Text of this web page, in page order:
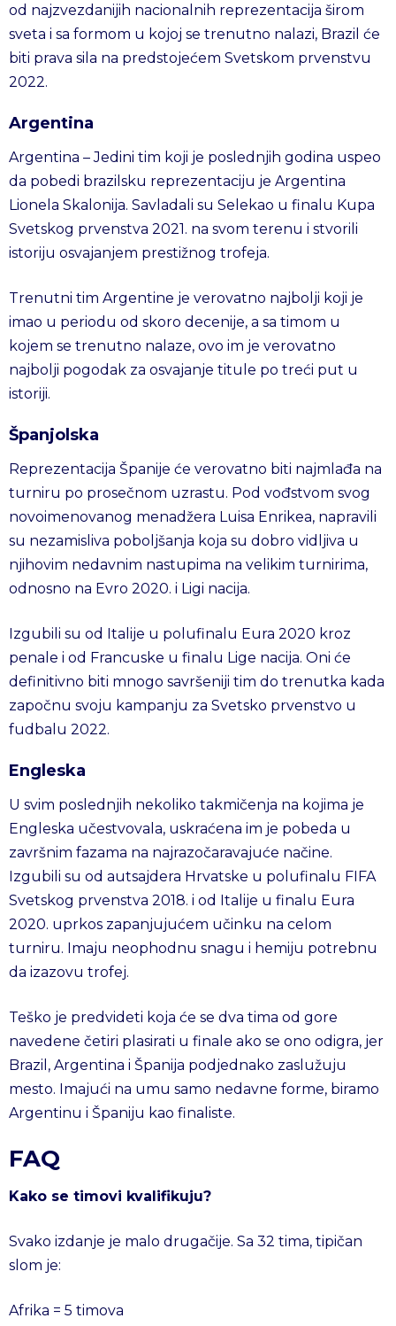
od najzvezdanijih nacionalnih reprezentacija širom
sveta i sa formom u kojoj se trenutno nalazi, Brazil će
biti prava sila na predstojećem Svetskom prvenstvu
2022.
Argentina
Argentina – Jedini tim koji je poslednjih godina uspeo
da pobedi brazilsku reprezentaciju je Argentina
Lionela Skalonija. Savladali su Selekao u finalu Kupa
Svetskog prvenstva 2021. na svom terenu i stvorili
istoriju osvajanjem prestižnog trofeja.
Trenutni tim Argentine je verovatno najbolji koji je
imao u periodu od skoro decenije, a sa timom u
kojem se trenutno nalaze, ovo im je verovatno
najbolji pogodak za osvajanje titule po treći put u
istoriji.
Španjolska
Reprezentacija Španije će verovatno biti najmlađa na
turniru po prosečnom uzrastu. Pod vođstvom svog
novoimenovanog menadžera Luisa Enrikea, napravili
su nezamisliva poboljšanja koja su dobro vidljiva u
njihovim nedavnim nastupima na velikim turnirima,
odnosno na Evro 2020. i Ligi nacija.
Izgubili su od Italije u polufinalu Eura 2020 kroz
penale i od Francuske u finalu Lige nacija. Oni će
definitivno biti mnogo savršeniji tim do trenutka kada
započnu svoju kampanju za Svetsko prvenstvo u
fudbalu 2022.
Engleska
U svim poslednjih nekoliko takmičenja na kojima je
Engleska učestvovala, uskraćena im je pobeda u
završnim fazama na najrazočaravajuće načine.
Izgubili su od autsajdera Hrvatske u polufinalu FIFA
Svetskog prvenstva 2018. i od Italije u finalu Eura
2020. uprkos zapanjujućem učinku na celom
turniru. Imaju neophodnu snagu i hemiju potrebnu
da izazovu trofej.
Teško je predvideti koja će se dva tima od gore
navedene četiri plasirati u finale ako se ono odigra, jer
Brazil, Argentina i Španija podjednako zaslužuju
mesto. Imajući na umu samo nedavne forme, biramo
Argentinu i Španiju kao finaliste.
FAQ
Kako se timovi kvalifikuju?
Svako izdanje je malo drugačije. Sa 32 tima, tipičan
slom je:
Afrika = 5 timova